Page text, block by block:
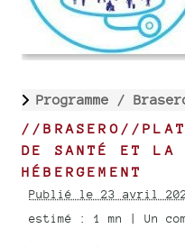
Programme /
//BRASERO//
DE SANTÉ ET LA
HÉBERGEMENT
Publié le 23 avril
estimé : 1 mn | Un